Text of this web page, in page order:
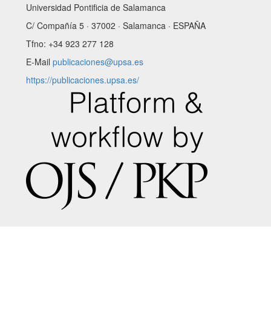
Universidad Pontificia de Salamanca
C/ Compañía 5 · 37002 · Salamanca · ESPAÑA
Tfno: +34 923 277 128
E-Mail publicaciones@upsa.es
https://publicaciones.upsa.es/